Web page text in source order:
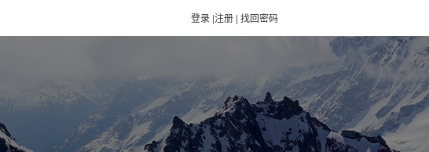
登录 |注册 | 找回密码